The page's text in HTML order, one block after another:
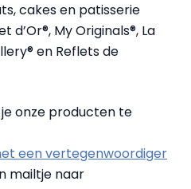
cakes en patisserie
My Originals®, La
en Reflets de
onze producten te
een vertegenwoordiger
mailtje naar